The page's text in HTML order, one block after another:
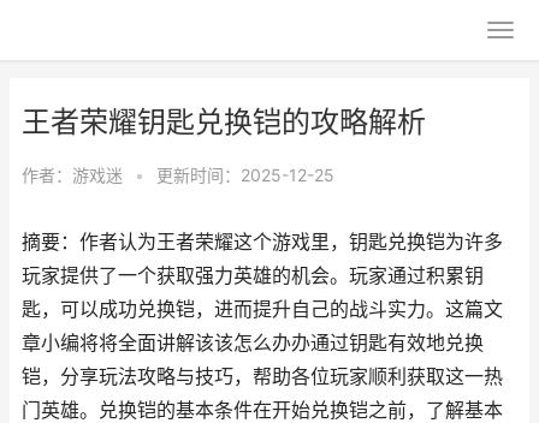
王者荣耀钥匙兑换铠的攻略解析
作者： 游戏迷 • 更新时间：2025-12-25
摘要：作者认为王者荣耀这个游戏里，钥匙兑换铠为许多
玩家提供了一个获取强力英雄的机会。玩家通过积累钥
匙，可以成功兑换铠，进而提升自己的战斗实力。这篇文
章小编将将全面讲解该该怎么办办通过钥匙有效地兑换
铠，分享玩法攻略与技巧，帮助各位玩家顺利获取这一热
门英雄。兑换铠的基本条件在开始兑换铠之前，了解基本